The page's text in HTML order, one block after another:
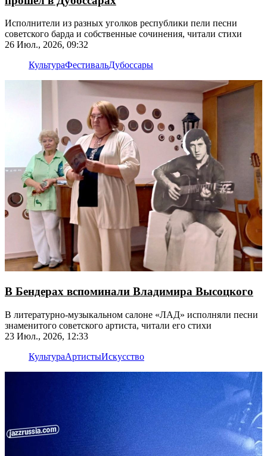
Исполнители из разных уголков республики пели песни
советского барда и собственные сочинения, читали стихи
26 Июл., 2026, 09:32
КультураФестивальДубоссары
В Бендерах вспоминали Владимира Высоцкого
В литературно-музыкальном салоне «ЛАД» исполняли песни
знаменитого советского артиста, читали его стихи
23 Июл., 2026, 12:33
КультураАртистыИскусство